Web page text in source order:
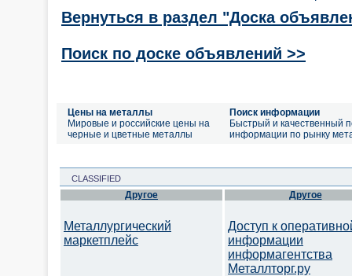
Вернуться в раздел "Доска
Поиск по доске объявлений >>
Цены на металлы
Мировые и российские цены на
черные и цветные металлы
Поиск информации
Быстрый и качественный
информации по рынку
CLASSIFIED
Другое
Металлургический
маркетплейс
Другое
Доступ к
информации
информагентства
Металлторг.ру